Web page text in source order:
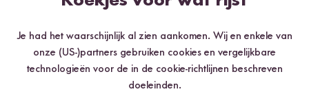
Bester Tofu der mir bekannt ist, aber auch bei diesem
sollte ihn erst etwas ausdrücken, bzw entwässern, vor
dem anbraten. Sehr lecker ❤️
personen vonden deze beoordeling nuttig
Je had het waarschijnlijk al zien aankomen. Wij en enkele van
onze (US-)partners gebruiken cookies en vergelijkbare
technologieën voor de in de cookie-richtlijnen beschreven
doeleinden.